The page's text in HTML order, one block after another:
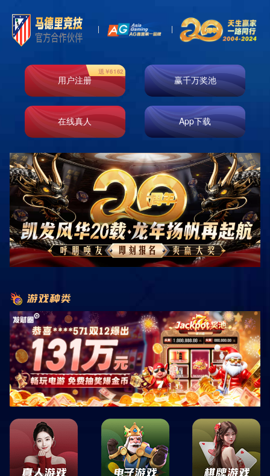
健身房策划方案
室内健身房器材配置方案，致力为客户提供一个专业的、安全
的、舒适的健身房是我们的首要任务。得益于我们拥有专业的健身导
打造专业化程度更高的训练中心，帮助健身爱好者增强心血管强度，
燃烧热量和关节灵活性，并通过自然运动产生的动作刺激身体的日常
机能。
无论您的可使用空间面积是100 平米、150平米 、 200 平米或
400平米，我们总有一款定制式策划方案可满足您的需要。即使只有
20 平米面积也足够用来策划一种基于锻炼的生活方式，无论您的可用
空间是多少，我们都可以帮您创建一个完整、高效和热情的健身区
域。以下是我们提供的一些成功策划方案：